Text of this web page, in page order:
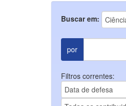
Buscar em:
por
Filtros correntes: